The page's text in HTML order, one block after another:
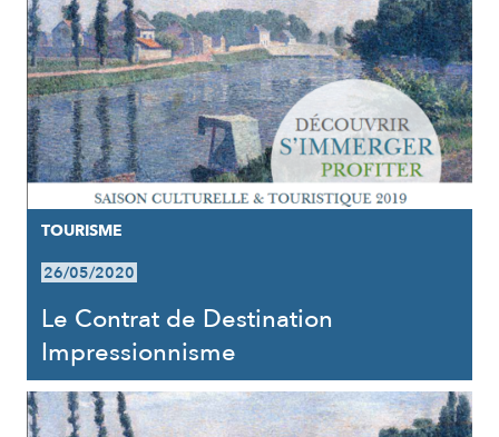
TOURISME
26/05/2020
Le Contrat de Destination
Impressionnisme